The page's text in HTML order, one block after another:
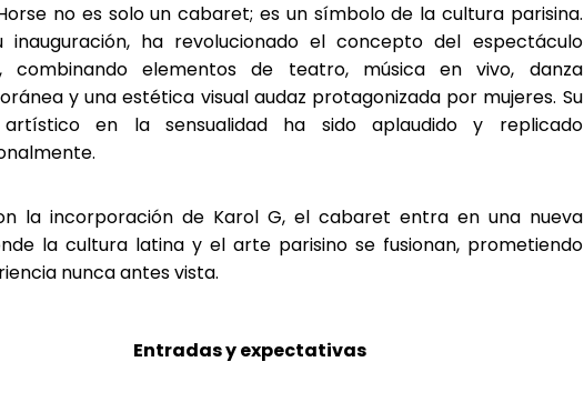
no es solo un cabaret; es un símbolo de la cultura parisina.
inauguración, ha revolucionado el concepto del espectáculo
combinando elementos de teatro, música en vivo, danza
y una estética visual audaz protagonizada por mujeres. Su
artístico en la sensualidad ha sido aplaudido y replicado
la incorporación de Karol G, el cabaret entra en una nueva
la cultura latina y el arte parisino se fusionan, prometiendo
nunca antes vista.
Entradas y expectativas